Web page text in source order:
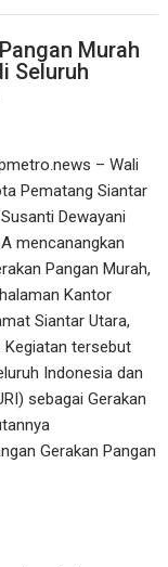
Murah
Seluruh
– Wali
Pematang Siantar
Dewayani
mencanangkan
Pangan Murah,
Kantor
Siantar Utara,
Kegiatan tersebut
Indonesia dan
sebagai Gerakan
Gerakan Pangan